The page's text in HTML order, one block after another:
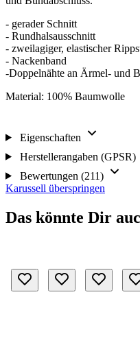
- gerader Schnitt
- Rundhalsausschnitt
- zweilagiger, elastischer
- Nackenband
-Doppelnähte an Ärmel- und
Material: 100% Baumwolle
Eigenschaften
Herstellerangaben (GPSR)
Bewertungen (211)
Karussell überspringen
Das könnte Dir